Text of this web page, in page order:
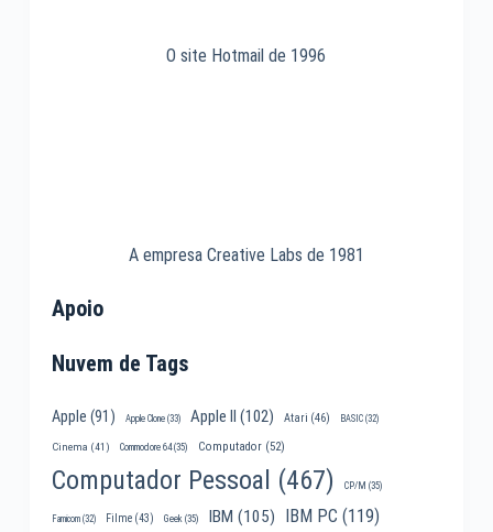
O site Hotmail de 1996
A empresa Creative Labs de 1981
Apoio
Nuvem de Tags
Apple (91) Apple Clone(33) Apple II (102) Atari (46) BASIC(32)
Cinema (41) Commodore 64(35) Computador(52)
Computador Pessoal (467) CP/M (35)
Famicom(32) Filme(43) Geek (35) IBM (105) IBM PC (119)